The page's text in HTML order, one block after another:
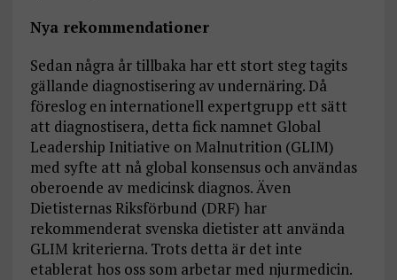
Nya rekommendationer
Sedan några år tillbaka har ett stort steg tagits
gällande diagnostisering av undernäring. Då
föreslog en internationell expertgrupp ett sätt
att diagnostisera, detta fick namnet Global
Leadership Initiative on Malnutrition (GLIM)
med syfte att nå global konsensus och användas
oberoende av medicinsk diagnos. Även
Dietisternas Riksförbund (DRF) har
rekommenderat svenska dietister att använda
GLIM kriterierna. Trots detta är det inte
etablerat hos oss som arbetar med njurmedicin.